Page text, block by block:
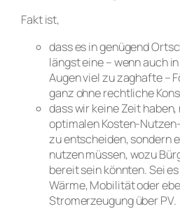
Fakt ist,
dass es in genügend
längst eine – wenn auch
Augen viel zu zaghafte –
ganz ohne rechtliche
dass wir keine Zeit
optimalen Kosten-
zu entscheiden, sondern
nutzen müssen, wozu
bereit sein könnten. Sei
Wärme, Mobilität oder
Stromerzeugung über PV.